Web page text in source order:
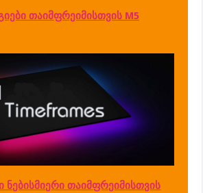
თაიმფრეიმისთვის M5
ნებისმიერი თაიმფრეიმისთვის